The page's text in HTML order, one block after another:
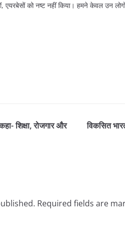
को नष्ट नहीं किया। हमने केवल उन लोगों
शिक्षा, रोजगार और
विकसित
Required fields are